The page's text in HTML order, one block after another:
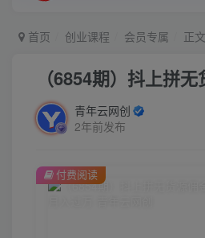
首页 创业课程 会员专属 正文
（6854期）抖上拼
青年云网创
2年前发布
付费阅读